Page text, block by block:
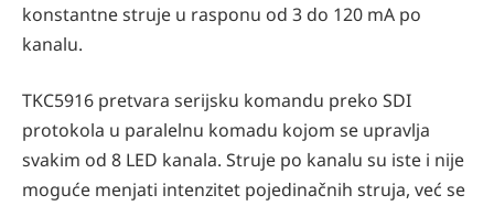
konstantne struje u rasponu od 3 do 120 mA po
kanalu.
TKC5916 pretvara serijsku komandu preko SDI
protokola u paralelnu komadu kojom se upravlja
svakim od 8 LED kanala. Struje po kanalu su iste i nije
moguće menjati intenzitet pojedinačnih struja, već se